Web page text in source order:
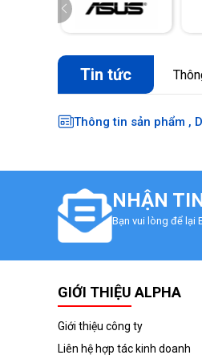
Tin tức
Thông tin sản phẩm ,
NHẬN
Bạn vui lòng để lại
GIỚI THIỆU ALPHA
Giới thiệu công ty
Liên hệ hợp tác kinh doanh